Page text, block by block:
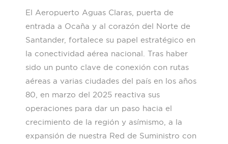
El Aeropuerto Aguas Claras, puerta de
entrada a Ocaña y al corazón del Norte de
Santander, fortalece su papel estratégico en
la conectividad aérea nacional. Tras haber
sido un punto clave de conexión con rutas
aéreas a varias ciudades del país en los años
80, en marzo del 2025 reactiva sus
operaciones para dar un paso hacia el
crecimiento de la región y asímismo, a la
expansión de nuestra Red de Suministro con